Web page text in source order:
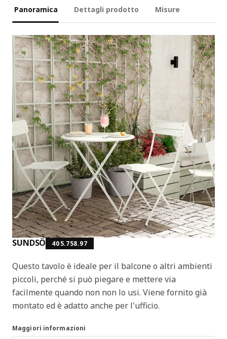
Panoramica Dettagli prodotto Misure
SUNDSÖ 405.758.97
Questo tavolo è ideale per il balcone o altri ambienti
piccoli, perché si può piegare e mettere via
facilmente quando non non lo usi. Viene fornito già
montato ed è adatto anche per l'ufficio.
Maggiori informazioni